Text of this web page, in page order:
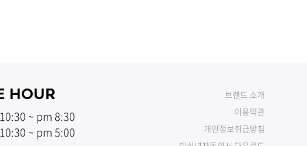
HOUR
~ pm 8:30
~ pm 5:00
브랜드 소개
이용약관
개인정보취급방침